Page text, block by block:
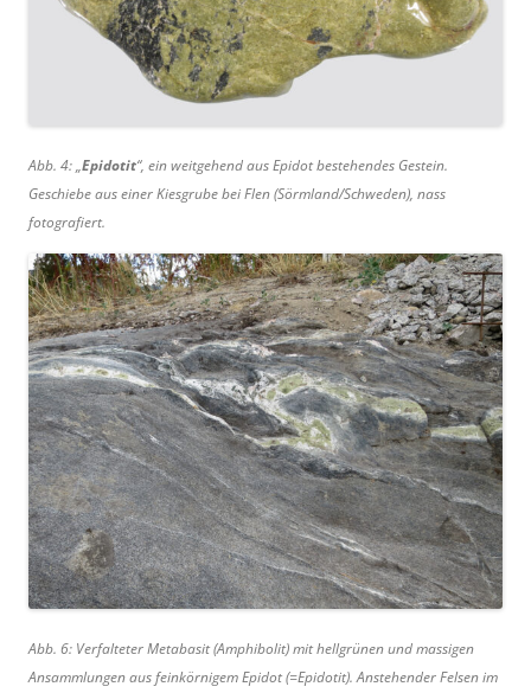
Abb. 4: „Epidotit“, ein weitgehend aus Epidot bestehendes Gestein.
Geschiebe aus einer Kiesgrube bei Flen (Sörmland/Schweden), nass
fotografiert.
Abb. 6: Verfalteter Metabasit (Amphibolit) mit hellgrünen und massigen
Ansammlungen aus feinkörnigem Epidot (=Epidotit). Anstehender Felsen im